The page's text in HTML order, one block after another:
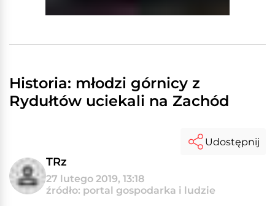
Historia: młodzi górnicy z
Rydułtów uciekali na Zachód
TRz
27 lutego 2019, 13:18
źródło: portal gospodarka i ludzie
Udostępnij